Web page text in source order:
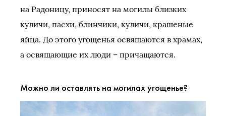
на Радоницу, приносят на могилы близких
куличи, пасхи, блинчики, куличи, крашеные
яйца. До этого угощенья освящаются в храмах,
а освящающие их люди – причащаются.
Можно ли оставлять на могилах угощенье?